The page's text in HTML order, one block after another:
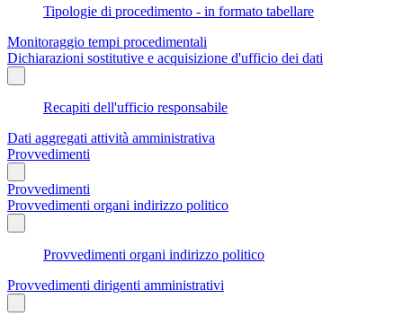
Tipologie di procedimento - in formato tabellare
Monitoraggio tempi procedimentali
Dichiarazioni sostitutive e acquisizione d'ufficio dei dati
Recapiti dell'ufficio responsabile
Dati aggregati attività amministrativa
Provvedimenti
Provvedimenti
Provvedimenti organi indirizzo politico
Provvedimenti organi indirizzo politico
Provvedimenti dirigenti amministrativi